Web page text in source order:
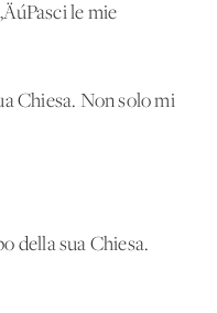
le mie
Chiesa. Non solo mi
della sua Chiesa.